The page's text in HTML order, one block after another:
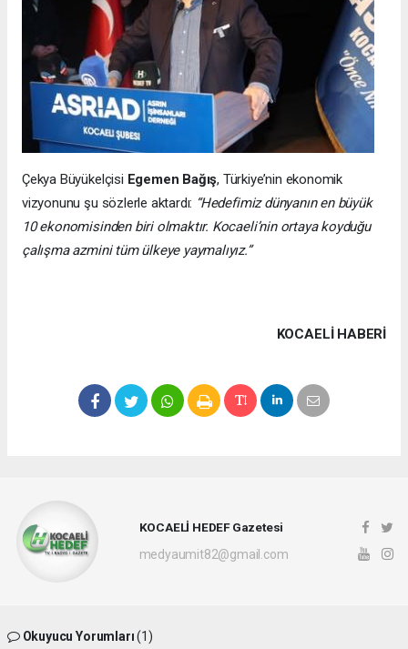
Çekya Büyükelçisi Egemen Bağış, Türkiye’nin ekonomik
vizyonunu şu sözlerle aktardı: “Hedefimiz dünyanın en büyük
10 ekonomisinden biri olmaktır. Kocaeli’nin ortaya koyduğu
çalışma azmini tüm ülkeye yaymalıyız.”
KOCAELI HABERİ
KOCAELİ HEDEF Gazetesi
medyaumit82@gmail.com
Okuyucu Yorumları(1)